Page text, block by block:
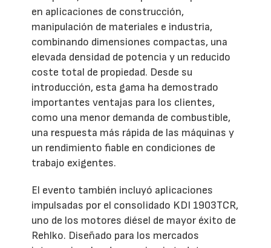
en aplicaciones de construcción,
manipulación de materiales e industria,
combinando dimensiones compactas, una
elevada densidad de potencia y un reducido
coste total de propiedad. Desde su
introducción, esta gama ha demostrado
importantes ventajas para los clientes,
como una menor demanda de combustible,
una respuesta más rápida de las máquinas y
un rendimiento fiable en condiciones de
trabajo exigentes.
El evento también incluyó aplicaciones
impulsadas por el consolidado KDI 1903TCR,
uno de los motores diésel de mayor éxito de
Rehlko. Diseñado para los mercados